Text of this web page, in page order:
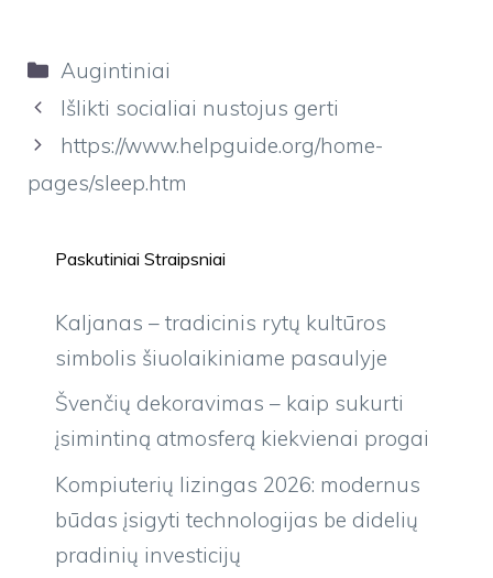
Kategorijos
Augintiniai
Išlikti socialiai nustojus gerti
https://www.helpguide.org/home-
pages/sleep.htm
Paskutiniai Straipsniai
Kaljanas – tradicinis rytų kultūros
simbolis šiuolaikiniame pasaulyje
Švenčių dekoravimas – kaip sukurti
įsimintiną atmosferą kiekvienai progai
Kompiuterių lizingas 2026: modernus
būdas įsigyti technologijas be didelių
pradinių investicijų